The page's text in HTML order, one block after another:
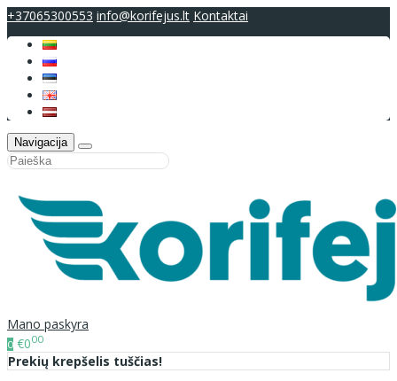
+37065300553 info@korifejus.lt Kontaktai
Navigacija
Mano paskyra
0 €000
Prekių krepšelis tuščias!